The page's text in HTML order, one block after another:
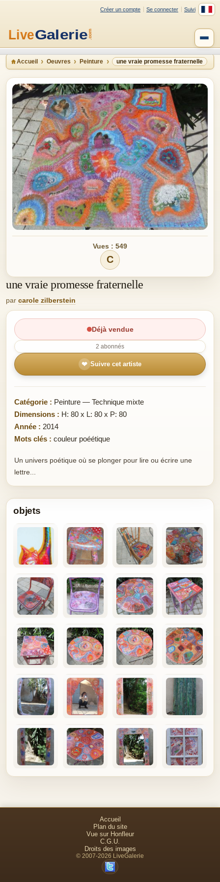
Créer un compte Se connecter Suivi
Accueil Oeuvres Peinture une vraie promesse fraternelle
Vues : 549
C
une vraie promesse fraternelle
par carole zilberstein
Déjà vendue
2 abonnés
❤ Suivre cet artiste
Catégorie : Peinture — Technique mixte
Dimensions : H: 80 x L: 80 x P: 80
Année : 2014
Mots clés : couleur poéétique
Un univers poétique où se plonger pour lire ou écrire une
lettre...
objets
Accueil
Plan du site
Vue sur Honfleur
C.G.U.
Droits des images
© 2007-2026 LiveGalerie